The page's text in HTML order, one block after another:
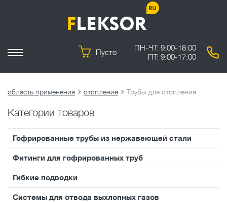
Пусто
ПН-ЧТ: 9:00-18:00
ПТ: 9:00-17:00
область применения отопление Трубы для отопления
Категории товаров
Гофрированные трубы из нержавеющей стали
Фитинги для гофрированных труб
Гибкие подводки
Системы для отвода выхлопных газов